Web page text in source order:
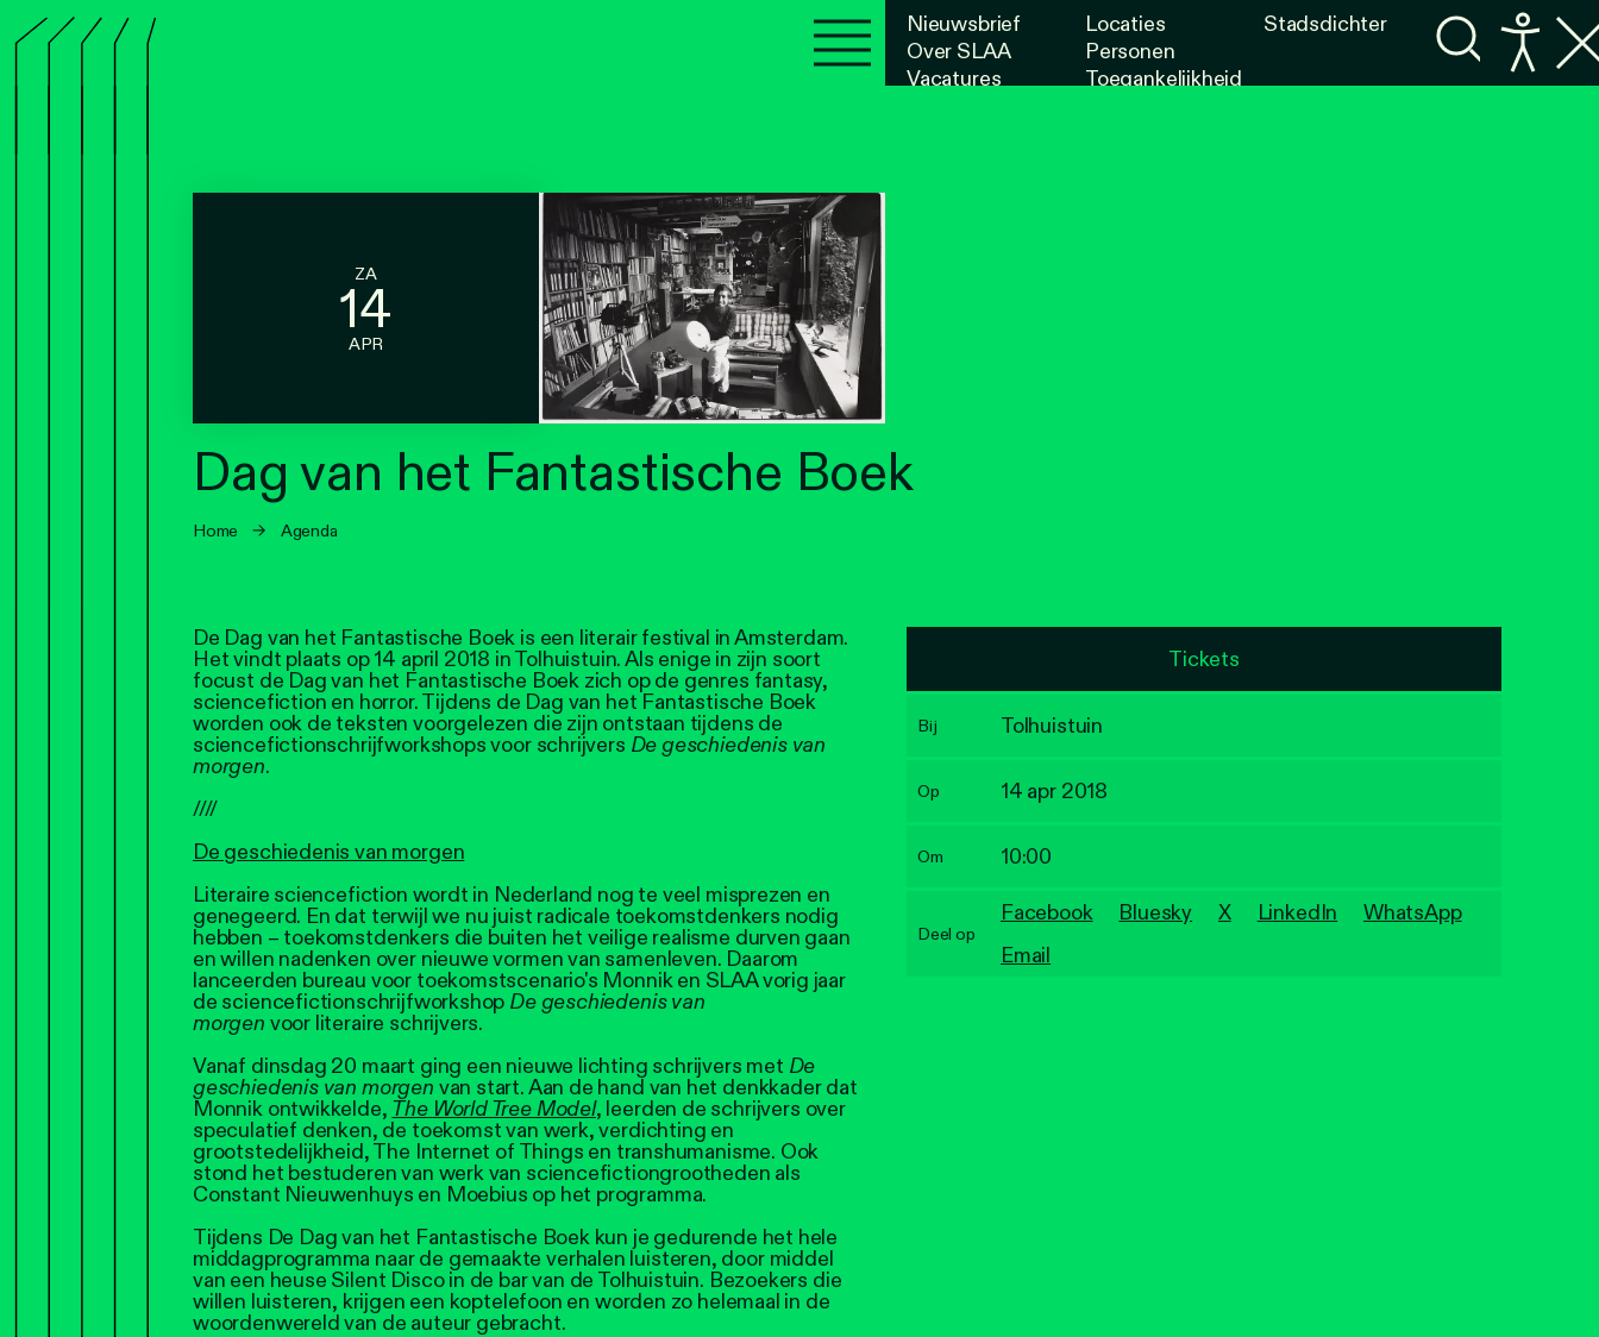
ZA
14
APR
Dag van het Fantastische Boek
Home → Agenda
De Dag van het Fantastische Boek is een literair festival in Amsterdam.
Het vindt plaats op 14 april 2018 in Tolhuistuin. Als enige in zijn soort
focust de Dag van het Fantastische Boek zich op de genres fantasy,
sciencefiction en horror. Tijdens de Dag van het Fantastische Boek
worden ook de teksten voorgelezen die zijn ontstaan tijdens de
sciencefictionschrijfworkshops voor schrijvers De geschiedenis van
morgen.
////
De geschiedenis van morgen
Literaire sciencefiction wordt in Nederland nog te veel misprezen en
genegeerd. En dat terwijl we nu juist radicale toekomstdenkers nodig
hebben – toekomstdenkers die buiten het veilige realisme durven gaan
en willen nadenken over nieuwe vormen van samenleven. Daarom
lanceerden bureau voor toekomstscenario's Monnik en SLAA vorig jaar
de sciencefictionschrijfworkshop De geschiedenis van
morgen voor literaire schrijvers.
Vanaf dinsdag 20 maart ging een nieuwe lichting schrijvers met De
geschiedenis van morgen van start. Aan de hand van het denkkader dat
Monnik ontwikkelde, The World Tree Model, leerden de schrijvers over
speculatief denken, de toekomst van werk, verdichting en
grootstedelijkheid, The Internet of Things en transhumanisme. Ook
stond het bestuderen van werk van sciencefictiongrootheden als
Constant Nieuwenhuys en Moebius op het programma.
Tijdens De Dag van het Fantastische Boek kun je gedurende het hele
middagprogramma naar de gemaakte verhalen luisteren, door middel
van een heuse Silent Disco in de bar van de Tolhuistuin. Bezoekers die
willen luisteren, krijgen een koptelefoon en worden zo helemaal in de
woordenwereld van de auteur gebracht.
Tickets
Bij Tolhuistuin
Op 14 apr 2018
Om 10:00
Deel op
Facebook Bluesky X LinkedIn
WhatsApp
Email
Nieuwsbrief
Over SLAA
Vacatures
Locaties
Personen
Toegankelijkheid
Stadsdichter